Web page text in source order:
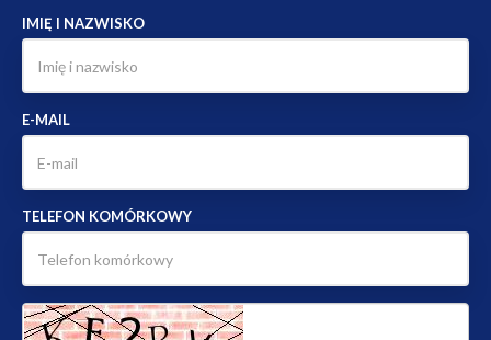
IMIĘ I NAZWISKO
E-MAIL
TELEFON KOMÓRKOWY